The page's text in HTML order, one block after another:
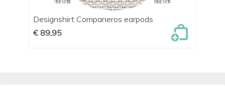
Designshirt Companeros earpods
€ 89,95